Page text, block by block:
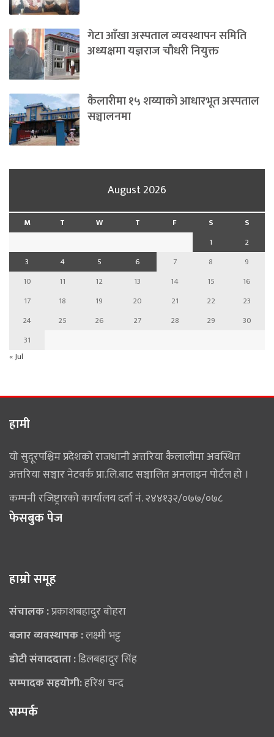
गेटा आँखा अस्पताल व्यवस्थापन समिति
अध्यक्षमा यज्ञराज चौधरी नियुक्त
कैलारीमा १५ शय्याको आधारभूत अस्पताल
सञ्चालनमा
August 2026
M T W T F S
S
1
2
3
4 5 6 7 8
9
10
11 12 13 14 15
16
17
18 19 20 21 22
23
24
25 26 27 28 29
30
31
« Jul
हामी
यो सुदूरपश्चिम प्रदेशको राजधानी अत्तरिया कैलालीमा अवस्थित
अत्तरिया सञ्चार नेटवर्क प्रा.लि.बाट सञ्चालित अनलाइन पोर्टल हो ।
कम्पनी रजिष्ट्रारको कार्यालय दर्ता नं. २४४१३२/०७७/०७८
फेसबुक पेज
हाम्राे समूह
संचालक :प्रकाशबहादुर बोहरा
बजार व्यवस्थापक :लक्ष्मी भट्ट
डोटी संवाददाता :डिलबहादुर सिंह
सम्पादक सहयोगी:हरिश चन्द
सम्पर्क